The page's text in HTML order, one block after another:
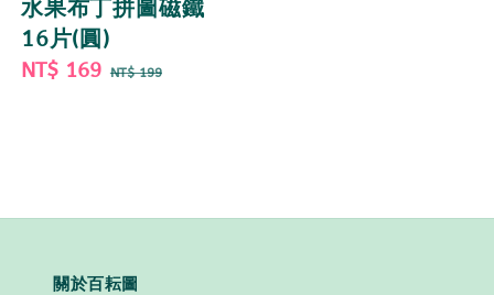
水果布丁拼圖磁鐵
16片(圓)
Sale
NT$ 169 Regular
NT$ 199
關於百耘圖